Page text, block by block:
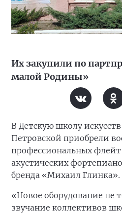
Их закупили по
малой Родины»
В Детскую школу
Петровской приобрели
профессиональных
акустических
бренда «Михаил Глинка».
«Новое оборудование не
звучание коллективов